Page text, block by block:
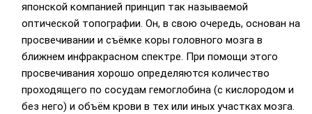
японской компанией принцип так называемой
оптической топографии. Он, в свою очередь, основан на
просвечивании и съёмке коры головного мозга в
ближнем инфракрасном спектре. При помощи этого
просвечивания хорошо определяются количество
проходящего по сосудам гемоглобина (с кислородом и
без него) и объём крови в тех или иных участках мозга.